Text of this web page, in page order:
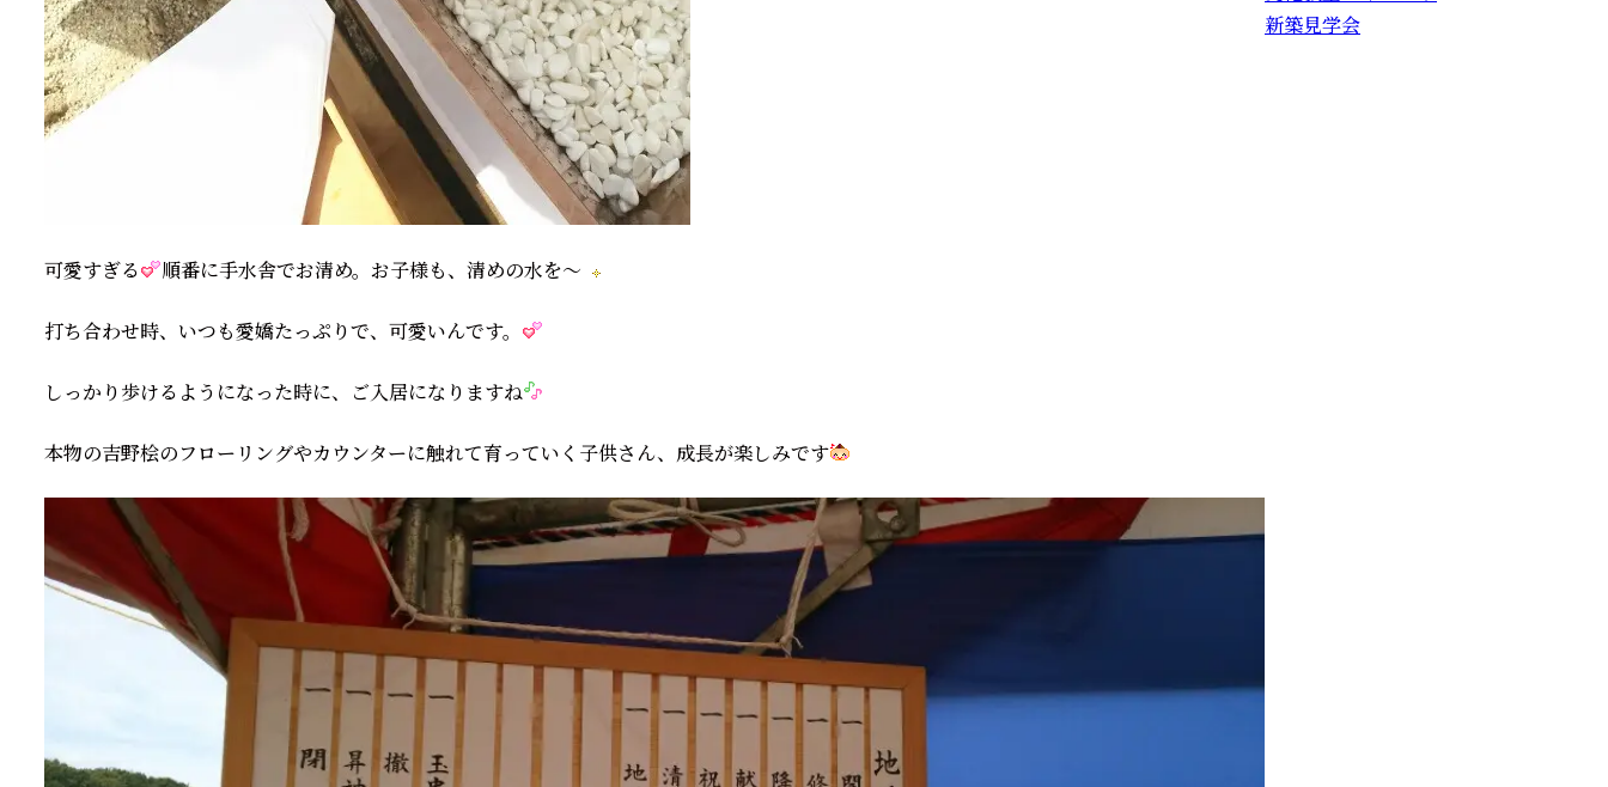
可愛すぎる 順番に手水舎でお清め。お子様も、清めの水を～
打ち合わせ時、いつも愛嬌たっぷりで、可愛いんです。
しっかり歩けるようになった時に、ご入居になりますね
本物の吉野桧のフローリングやカウンターに触れて育っていく子供さん、成長が楽しみです
新築見学会